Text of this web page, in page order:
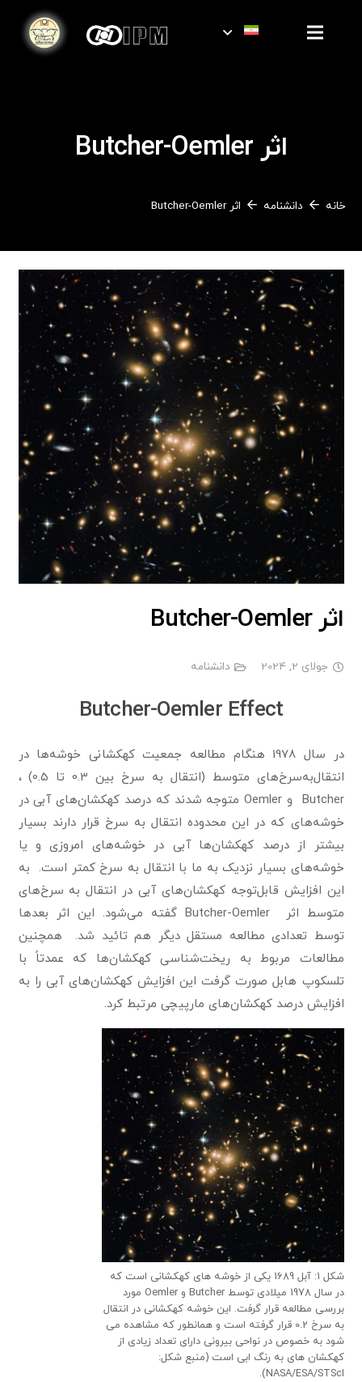
اثر Butcher-Oemler
خانه دانشنامه اثر Butcher-Oemler
اثر Butcher-Oemler
جولای 2, 2024 دانشنامه
Butcher-Oemler Effect
در سال 1978 هنگام مطالعه جمعیت کهکشانی خوشه‌ها در
انتقال‌به‌سرخ‌های متوسط (انتقال به سرخ بین 0.3 تا 0.5) ،
Butcher و Oemler متوجه شدند که درصد کهکشان‌های آبی در
خوشه‌های که در این محدوده انتقال به سرخ قرار دارند بسیار
بیشتر از درصد کهکشان‌ها آبی در خوشه‌های امروزی و یا
خوشه‌های بسیار نزدیک به ما با انتقال به سرخ کمتر است. به
این افزایش قابل‌توجه کهکشان‌های آبی در انتقال به سرخ‌های
متوسط اثر Butcher-Oemler گفته می‌شود. این اثر بعدها
توسط تعدادی مطالعه مستقل دیگر هم تائید شد. همچنین
مطالعات مربوط به ریخت‌شناسی کهکشان‌ها که عمدتاً با
تلسکوپ هابل صورت گرفت این افزایش کهکشان‌های آبی را به
افزایش درصد کهکشان‌های مارپیچی مرتبط کرد.
شکل 1: آبل 1689 یکی از خوشه های کهکشانی است که
در سال 1978 میلادی توسط Butcher و Oemler مورد
بررسی مطالعه قرار گرفت. این خوشه کهکشانی در انتقال
به سرخ 0.2 قرار گرفته است و همانطور که مشاهده می
شود به خصوص در نواحی بیرونی دارای تعداد زیادی از
کهکشان های به رنگ ابی است (منبع شکل:
NASA/ESA/STScI).